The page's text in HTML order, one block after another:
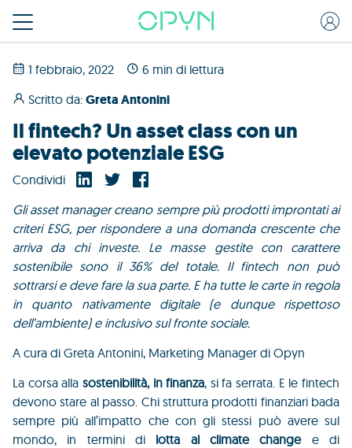
1 febbraio, 2022
6 min di lettura
Scritto da: Greta Antonini
Il fintech? Un asset class con un
elevato potenziale ESG
Condividi
Gli asset manager creano sempre più prodotti improntati ai
criteri ESG, per rispondere a una domanda crescente che
arriva da chi investe. Le masse gestite con carattere
sostenibile sono il 36% del totale. Il fintech non può
sottrarsi e deve fare la sua parte. E ha tutte le carte in regola
in quanto nativamente digitale (e dunque rispettoso
dell’ambiente) e inclusivo sul fronte sociale.
A cura di Greta Antonini, Marketing Manager di Opyn
La corsa alla sostenibilità, in finanza, si fa serrata. E le fintech
devono stare al passo. Chi struttura prodotti finanziari bada
sempre più all’impatto che con gli stessi può avere sul
mondo, in termini di lotta al climate changee di